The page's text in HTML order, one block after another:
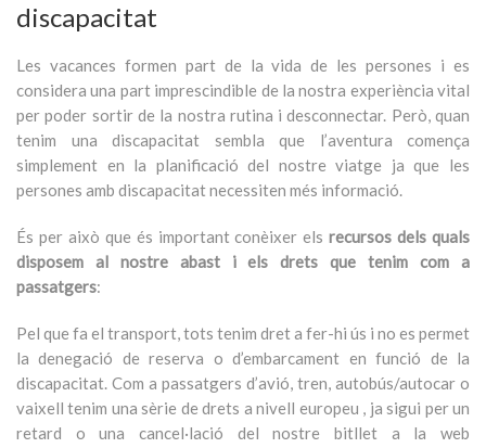
discapacitat
Les vacances formen part de la vida de les persones i es
considera una part imprescindible de la nostra experiència vital
per poder sortir de la nostra rutina i desconnectar. Però, quan
tenim una discapacitat sembla que l’aventura comença
simplement en la planificació del nostre viatge ja que les
persones amb discapacitat necessiten més informació.
És per això que és important conèixer elsrecursos dels quals
disposem al nostre abast i els drets que tenim com a
passatgers:
Pel que fa el transport, tots tenim dret a fer-hi ús i no es permet
la denegació de reserva o d’embarcament en funció de la
discapacitat. Com a passatgers d’avió, tren, autobús/autocar o
vaixell tenim una sèrie de drets a nivell europeu , ja sigui per un
retard o una cancel·lació del nostre bitllet a la web